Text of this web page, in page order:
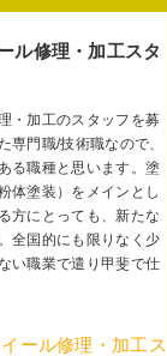
ル修理・加工スタ
・加工のスタッフを募
専門職/技術職なので、
る職種と思います。塗
体塗装）をメインとし
方にとっても、新たな
全国的にも限りなく少
い職業で遣り甲斐で仕
ール修理・加工ス